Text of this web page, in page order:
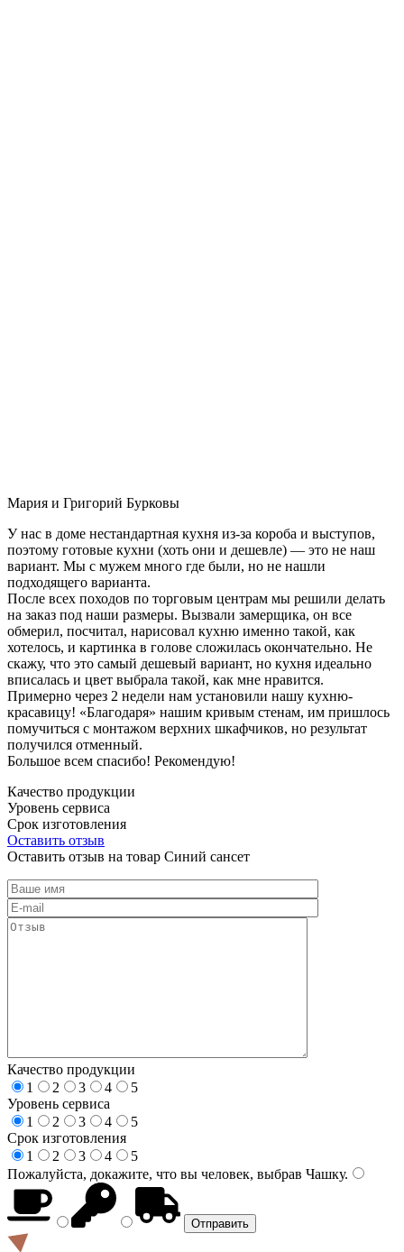
Мария и Григорий Бурковы
У нас в доме нестандартная кухня из-за короба и выступов,
поэтому готовые кухни (хоть они и дешевле) — это не наш
вариант. Мы с мужем много где были, но не нашли
подходящего варианта.
После всех походов по торговым центрам мы решили делать
на заказ под наши размеры. Вызвали замерщика, он все
обмерил, посчитал, нарисовал кухню именно такой, как
хотелось, и картинка в голове сложилась окончательно. Не
скажу, что это самый дешевый вариант, но кухня идеально
вписалась и цвет выбрала такой, как мне нравится.
Примерно через 2 недели нам установили нашу кухню-
красавицу! «Благодаря» нашим кривым стенам, им пришлось
помучиться с монтажом верхних шкафчиков, но результат
получился отменный.
Большое всем спасибо! Рекомендую!
Качество продукции
Уровень сервиса
Срок изготовления
Оставить отзыв
Оставить отзыв на товар Синий сансет
Качество продукции
1
2 3 4
5
Уровень сервиса
1
2 3 4
5
Срок изготовления
1
2 3 4
5
Пожалуйста, докажите, что вы человек, выбрав Чашку.